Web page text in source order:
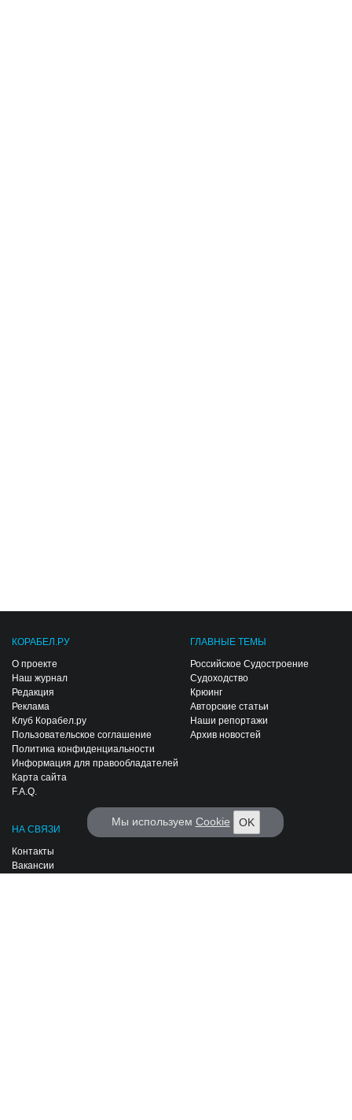
КОРАБЕЛ.РУ
О проекте
Наш журнал
Редакция
Реклама
Клуб Корабел.ру
Пользовательское соглашение
Политика конфиденциальности
Информация для правообладателей
Карта сайта
F.A.Q.
ГЛАВНЫЕ ТЕМЫ
Российское Судостроение
Судоходство
Крюинг
Авторские статьи
Наши репортажи
Архив новостей
НА СВЯЗИ
Контакты
Вакансии
Мы используем Cookie OK